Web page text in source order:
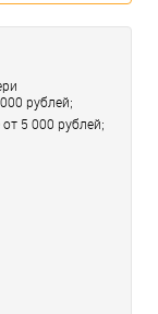
рублей;
5 000 рублей;